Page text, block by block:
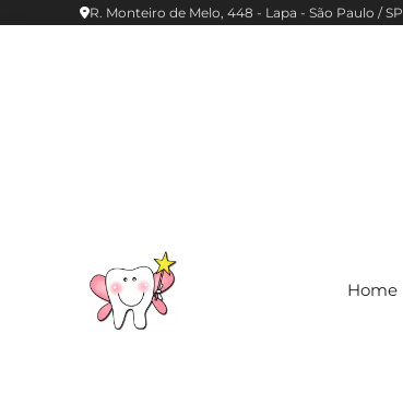
R. Monteiro de Melo, 448 - Lapa - São Paulo / SP
Home